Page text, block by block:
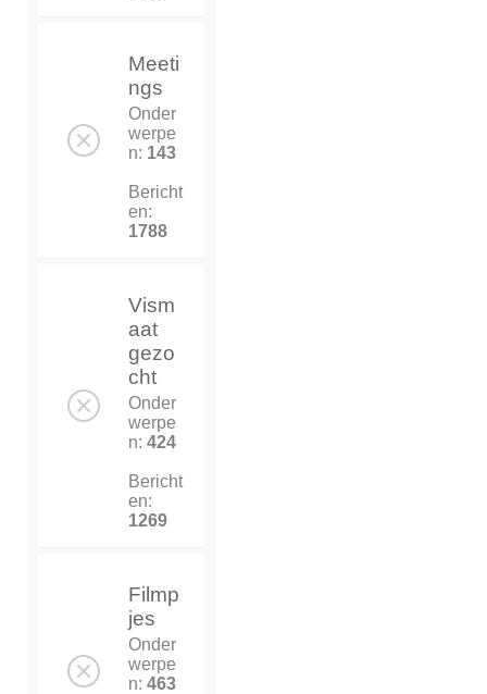
Meeti
ngs
Onder
werpe
n: 143
Bericht
en:
1788
Vism
aat
gezo
cht
Onder
werpe
n: 424
Bericht
en:
1269
Filmp
jes
Onder
werpe
n: 463